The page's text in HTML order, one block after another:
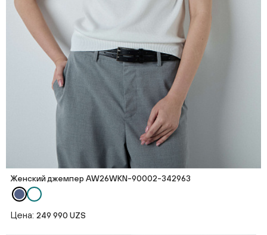
Женский джемпер AW26WKN-90002-342963
Цена: 249 990 UZS